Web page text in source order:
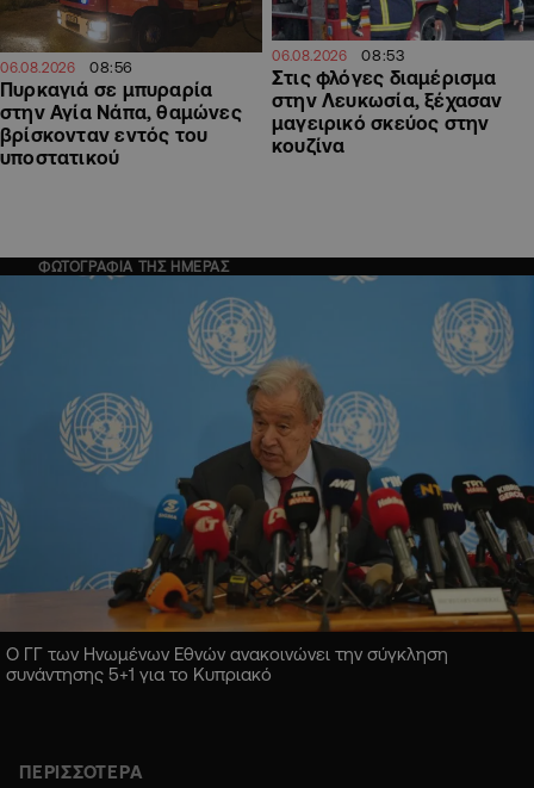
06.08.2026 08:56
Πυρκαγιά σε μπυραρία
στην Αγία Νάπα, θαμώνες
βρίσκονταν εντός του
υποστατικού
06.08.2026 08:53
Στις φλόγες διαμέρισμα
στην Λευκωσία, ξέχασαν
μαγειρικό σκεύος στην
κουζίνα
ΦΩΤΟΓΡΑΦΙΑ ΤΗΣ ΗΜΕΡΑΣ
Ο ΓΓ των Ηνωμένων Εθνών ανακοινώνει την σύγκληση
συνάντησης 5+1 για το Κυπριακό
ΠΕΡΙΣΣΟΤΕΡΑ